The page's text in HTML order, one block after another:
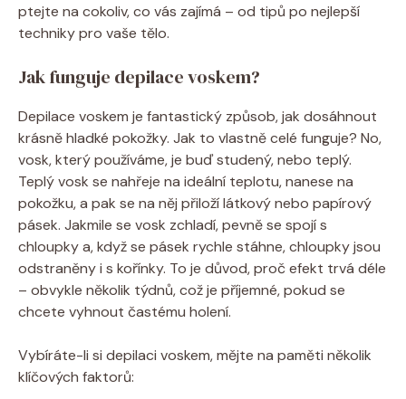
ptejte na cokoliv, co vás zajímá – od tipů po nejlepší
techniky pro vaše tělo.
Jak funguje depilace voskem?
Depilace voskem je fantastický způsob, jak dosáhnout
krásně hladké pokožky. Jak to vlastně celé funguje? No,
vosk, který používáme, je buď studený, nebo teplý.
Teplý vosk se nahřeje na ideální teplotu, nanese na
pokožku, a pak se na něj přiloží látkový nebo papírový
pásek. Jakmile se vosk zchladí, pevně se spojí s
chloupky a, když se pásek rychle stáhne, chloupky jsou
odstraněny i s kořínky. To je důvod, proč efekt trvá déle
– obvykle několik týdnů, což je příjemné, pokud se
chcete vyhnout častému holení.
Vybíráte-li si depilaci voskem, mějte na paměti několik
klíčových faktorů: